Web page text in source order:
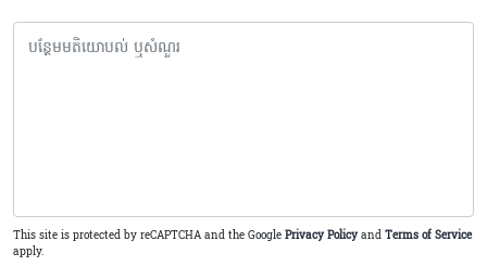
This site is protected by reCAPTCHA and the Google Privacy Policy and Terms of Service
apply.